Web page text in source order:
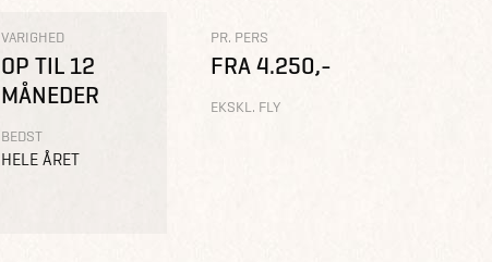
VARIGHED
OP TIL 12
MÅNEDER
BEDST
HELE ÅRET
PR. PERS
FRA 4.250,-
EKSKL. FLY